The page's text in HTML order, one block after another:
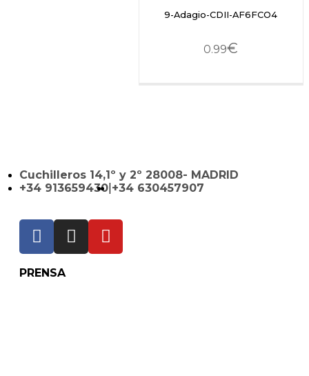
9-Adagio-CDII-AF6FCO4
0.99€
Cuchilleros 14,1º y 2º 28008- MADRID
+34 913659430 +34 630457907
PRENSA